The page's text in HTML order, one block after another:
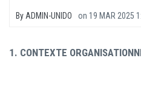
By ADMIN-UNIDO on 19 MAR 2025
1. CONTEXTE